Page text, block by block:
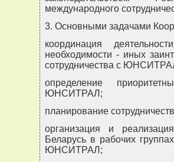
международного
3. Основными задачами
координация
необходимости - иных
сотрудничества с
определение
ЮНСИТРАЛ;
планирование
организация и
Беларусь в рабочих
ЮНСИТРАЛ;